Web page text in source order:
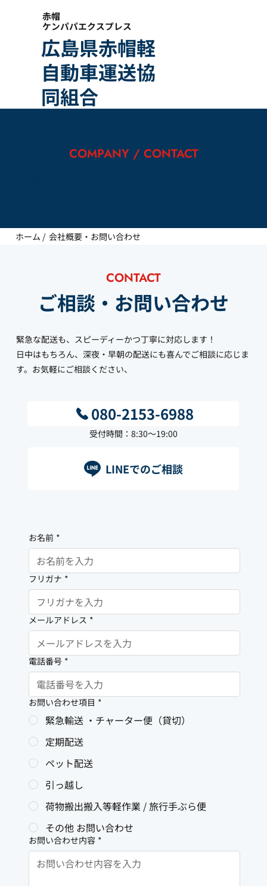
赤帽
ケンパパエクスプレス
広島県赤帽軽
自動車運送協
同組合
COMPANY / CONTACT
ホーム / 会社概要・お問い合わせ
CONTACT
ご相談・お問い合わせ
緊急な配送も、スピーディーかつ丁寧に対応します！
日中はもちろん、深夜・早朝の配送にも喜んでご相談に応じま
す。お気軽にご相談ください、
080-2153-6988
受付時間：8:30～19:00
LINEでのご相談
お名前 *
フリガナ *
メールアドレス *
電話番号 *
お問い合わせ項目 *
緊急輸送 ・チャーター便（貸切）
定期配送
ペット配送
引っ越し
荷物搬出搬入等軽作業 / 旅行手ぶら便
その他 お問い合わせ
お問い合わせ内容 *